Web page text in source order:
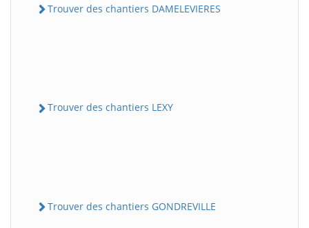
Trouver des chantiers DAMELEVIERES
Trouver des chantiers LEXY
Trouver des chantiers GONDREVILLE